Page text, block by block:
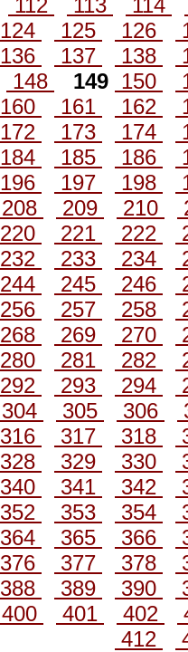
112
113 114
124
125 126
136
137 138
148
149 150
160
161 162
172
173 174
184
185 186
196
197 198
208
209 210
220
221 222
232
233 234
244
245 246
256
257 258
268
269 270
280
281 282
292
293 294
304
305 306
316
317 318
328
329 330
340
341 342
352
353 354
364
365 366
376
377 378
388
389 390
400
401 402
412